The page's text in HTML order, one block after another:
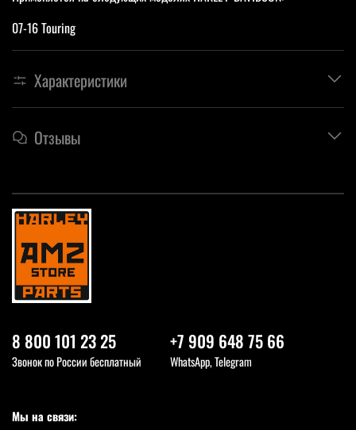
07-16 Touring
Характеристики
Отзывы
8 800 101 23 25
Звонок по России бесплатный
+7 909 648 75 66
WhatsApp, Telegram
Мы на связи: